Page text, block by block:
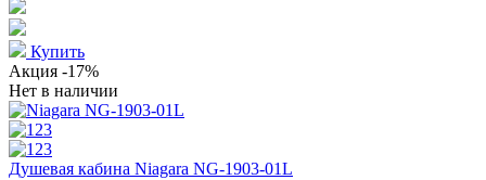
Купить
Акция -17%
Нет в наличии
Душевая кабина Niagara NG-1903-01L